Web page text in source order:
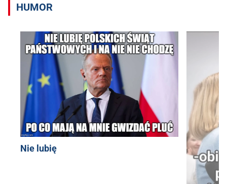
HUMOR
Nie lubię